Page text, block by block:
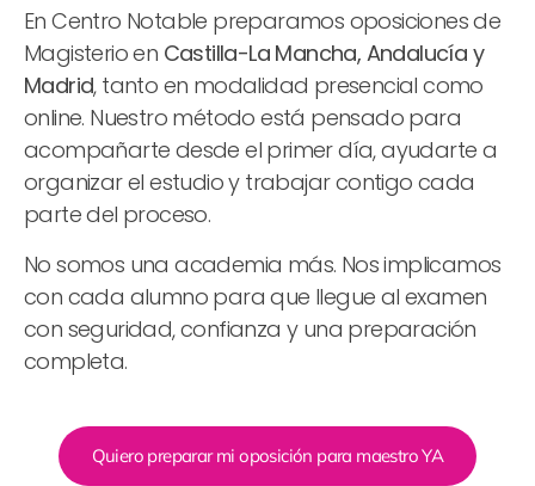
En Centro Notable preparamos oposiciones de
Magisterio en Castilla-La Mancha, Andalucía y
Madrid, tanto en modalidad presencial como
online. Nuestro método está pensado para
acompañarte desde el primer día, ayudarte a
organizar el estudio y trabajar contigo cada
parte del proceso.
No somos una academia más. Nos implicamos
con cada alumno para que llegue al examen
con seguridad, confianza y una preparación
completa.
Quiero preparar mi oposición para maestro YA